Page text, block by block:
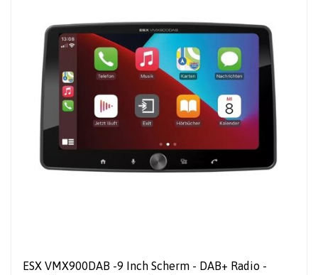
ESX VMX900DAB -9 Inch Scherm - DAB+ Radio -